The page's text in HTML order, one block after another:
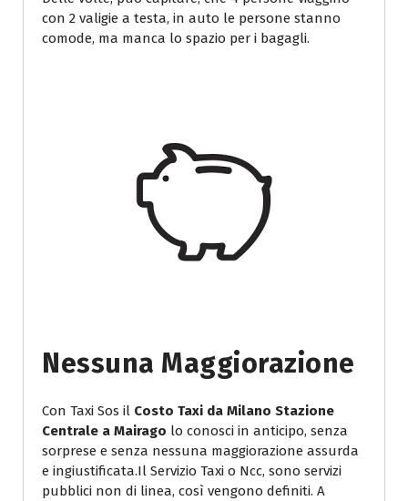
con 2 valigie a testa, in auto le persone stanno
comode, ma manca lo spazio per i bagagli.
Nessuna Maggiorazione
Con Taxi Sos il Costo Taxi da Milano Stazione
Centrale a Mairago lo conosci in anticipo, senza
sorprese e senza nessuna maggiorazione assurda
e ingiustificata.Il Servizio Taxi o Ncc, sono servizi
pubblici non di linea, così vengono definiti. A